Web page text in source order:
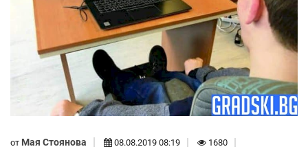
от Мая Стоянова 08.08.2019 08:19 1680